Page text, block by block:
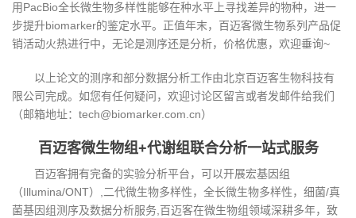
用PacBio全长微生物多样性能够在种水平上寻找差异的物种，进一
步提升biomarker的鉴定水平。正值年末，百迈客微生物系列产品促
销活动火热进行中，无论是测序还是分析，价格优惠，欢迎垂询~
以上论文的测序和部分数据分析工作由北京百迈客生物科技有
限公司完成。如您有任何疑问，欢迎讨论区留言或者发邮件给我们
（邮箱地址：tech@biomarker.com.cn）
百迈客微生物组+代谢组联合分析一站式服务
百迈客拥有完备的实验分析平台，可以开展宏基因组
（Illumina/ONT）,二代微生物多样性，全长微生物多样性，细菌/真
菌基因组测序及数据分析服务,百迈客在微生物组领域深耕多年，致